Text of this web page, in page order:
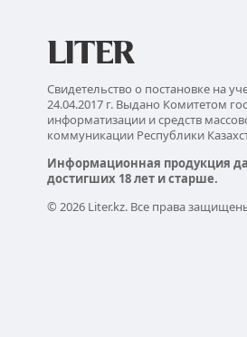
Свидетельство о постановке на
24.04.2017 г. Выдано Комитетом
информатизации и средств
коммуникации Республики
Информационная продукция
достигших 18 лет и старше.
© 2026 Liter.kz. Все права